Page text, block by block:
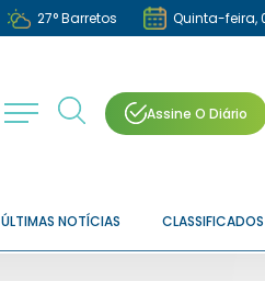
27°Barretos Quinta-feira,
Assine O Diário
ÚLTIMAS NOTÍCIAS CLASSIFICADOS